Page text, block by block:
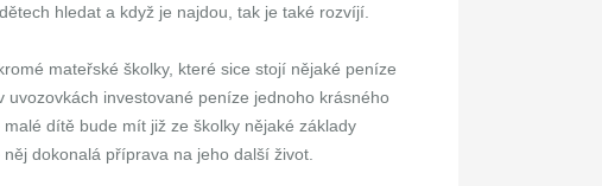
hledat a když je najdou, tak je také rozvíjí.
mateřské školky, které sice stojí nějaké peníze
uvozovkách investované peníze jednoho krásného
dítě bude mít již ze školky nějaké základy
dokonalá příprava na jeho další život.